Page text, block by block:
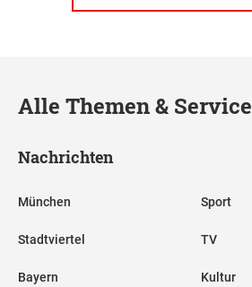
Alle Themen &
Nachrichten
München
Stadtviertel
Bayern
Sport
TV
Kultur